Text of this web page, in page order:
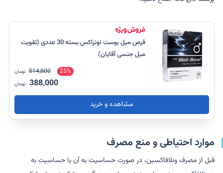
قرص میل بوست نوتراکس بسته 30 عددی (تقویت
میل جنسی آقایان)
25%
514,800 تومان
388,000 تومان
مشاهده و خرید
موارد احتیاطی و منع مصرف
قبل از مصرف ونلافاکسین، در صورت حساسیت به آن یا حساسیت به